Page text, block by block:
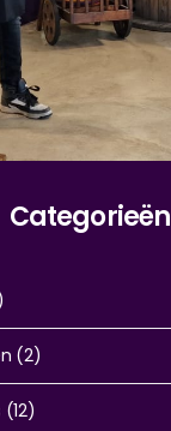
Categorieën
(2)
(12)